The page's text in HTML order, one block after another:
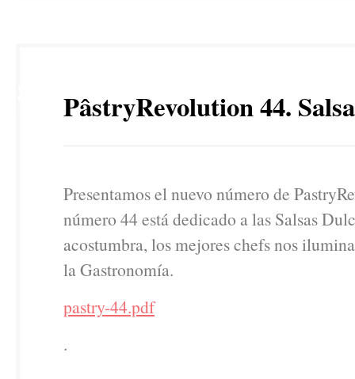
PâstryRevolution 44.
Presentamos el nuevo número de
número 44 está dedicado a las Salsas
acostumbra, los mejores chefs nos
la Gastronomía.
pastry-44.pdf
.